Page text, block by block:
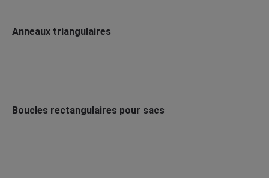
Anneaux triangulaires
Boucles rectangulaires pour sacs